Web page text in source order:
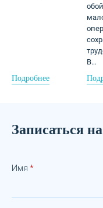
Подробнее
В…
Записаться
Имя